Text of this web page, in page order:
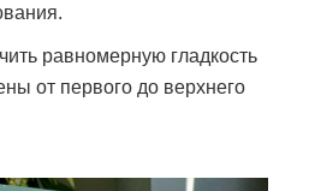
равномерную гладкость
от первого до верхнего